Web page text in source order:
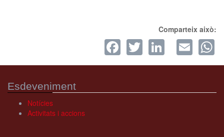
Comparteix això:
Facebook
Twitter
Esdeveniment
Notícies
Activitats i accions